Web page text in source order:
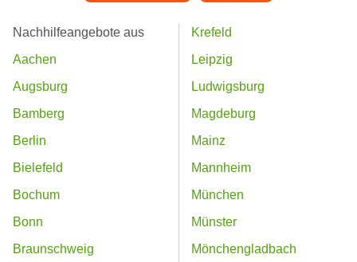
Nachhilfeangebote aus
Aachen
Augsburg
Bamberg
Berlin
Bielefeld
Bochum
Bonn
Braunschweig
Krefeld
Leipzig
Ludwigsburg
Magdeburg
Mainz
Mannheim
München
Münster
Mönchengladbach